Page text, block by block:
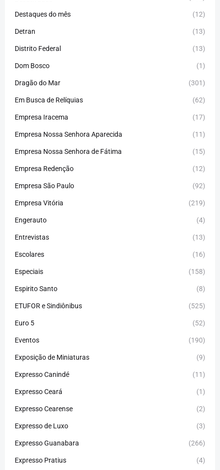
Destaques do mês (12)
Detran (13)
Distrito Federal (13)
Dom Bosco (1)
Dragão do Mar (301)
Em Busca de Relíquias (62)
Empresa Iracema (17)
Empresa Nossa Senhora Aparecida (11)
Empresa Nossa Senhora de Fátima (15)
Empresa Redenção (12)
Empresa São Paulo (92)
Empresa Vitória (219)
Engerauto (4)
Entrevistas (13)
Escolares (16)
Especiais (158)
Espirito Santo (8)
ETUFOR e Sindiônibus (525)
Euro 5 (52)
Eventos (190)
Exposição de Miniaturas (9)
Expresso Canindé (11)
Expresso Ceará (1)
Expresso Cearense (2)
Expresso de Luxo (3)
Expresso Guanabara (266)
Expresso Pratius (4)